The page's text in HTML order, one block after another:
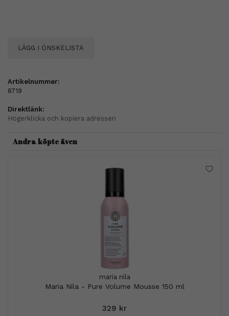
LÄGG I ÖNSKELISTA
Artikelnummer:
8719
Direktlänk:
Högerklicka och kopiera adressen
Andra köpte även
maria nila
Maria Nila - Pure Volume Mousse 150 ml
329 kr